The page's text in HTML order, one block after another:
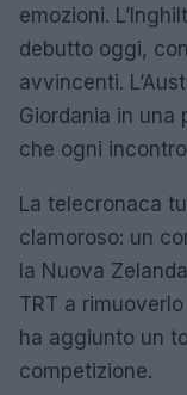
emozioni.
debutto oggi,
avvincenti.
Giordania in una
che ogni
La telecronaca
clamoroso: un
la Nuova
TRT a
ha aggiunto un
competizione.